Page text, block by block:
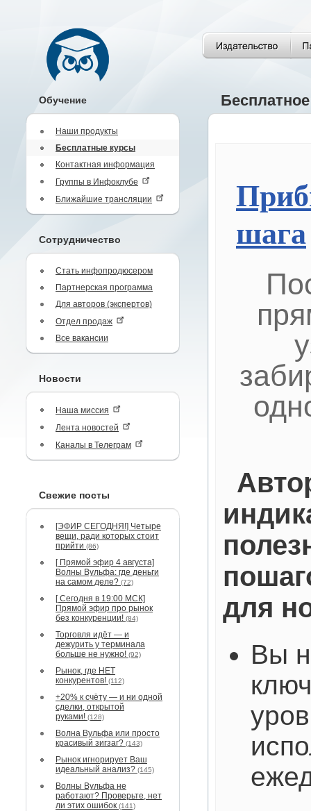
Обучение
Наши продукты
Бесплатные курсы
Контактная информация
Группы в Инфоклубе
Ближайшие трансляции
Сотрудничество
Стать инфопродюсером
Партнерская программа
Для авторов (экспертов)
Отдел продаж
Все вакансии
Новости
Наша миссия
Лента новостей
Каналы в Телеграм
Свежие посты
[ЭФИР СЕГОДНЯ!] Четыре
вещи, ради которых стоит
прийти (86)
[ Прямой эфир 4 августа]
Волны Вульфа: где деньги
на самом деле? (72)
[ Сегодня в 19:00 МСК]
Прямой эфир про рынок
без конкуренции! (84)
Торговля идёт — и
дежурить у терминала
больше не нужно! (92)
Рынок, где НЕТ
конкурентов! (112)
+20% к счёту — и ни одной
сделки, открытой
руками! (128)
Волна Вульфа или просто
красивый зигзаг? (143)
Рынок игнорирует Ваш
идеальный анализ? (145)
Волны Вульфа не
работают? Проверьте, нет
ли этих ошибок (141)
шага
для
Вы